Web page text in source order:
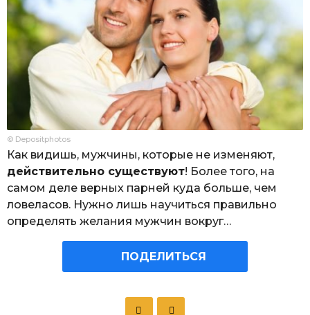
© Depositphotos
Как видишь, мужчины, которые не изменяют,
действительно существуют! Более того, на
самом деле верных парней куда больше, чем
ловеласов. Нужно лишь научиться правильно
определять желания мужчин вокруг…
ПОДЕЛИТЬСЯ